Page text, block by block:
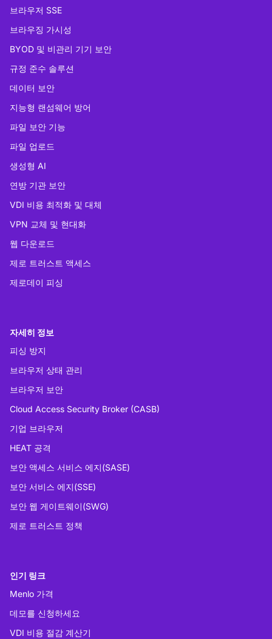
브라우저 SSE
브라우징 가시성
BYOD 및 비관리 기기 보안
규정 준수 솔루션
데이터 보안
지능형 랜섬웨어 방어
파일 보안 기능
파일 업로드
생성형 AI
연방 기관 보안
VDI 비용 최적화 및 대체
VPN 교체 및 현대화
웹 다운로드
제로 트러스트 액세스
제로데이 피싱
자세히 정보
피싱 방지
브라우저 상태 관리
브라우저 보안
Cloud Access Security Broker (CASB)
기업 브라우저
HEAT 공격
보안 액세스 서비스 에지(SASE)
보안 서비스 에지(SSE)
보안 웹 게이트웨이(SWG)
제로 트러스트 정책
인기 링크
Menlo 가격
데모를 신청하세요
VDI 비용 절감 계산기